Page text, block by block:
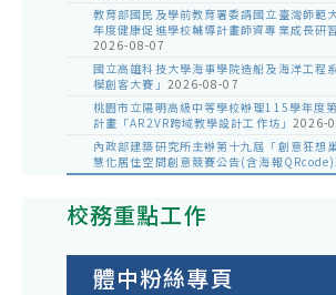
教育部國民及學前教育署委請國立臺灣師範
年度健康促進學校輔導計畫師資專業成長研
2026-08-07
國立高雄科技大學海事學院造船及海洋工程
模創客大賽」 2026-08-07
桃園市立陽明高級中等學校辦理115學年度
計畫「AR2VR跨域教學設計工作坊」 2026-
內政部建築研究所主辦第十九屆「創意狂想
慧化居住空間創意競賽公告(含海報
校務重點工作
體中粉絲專頁